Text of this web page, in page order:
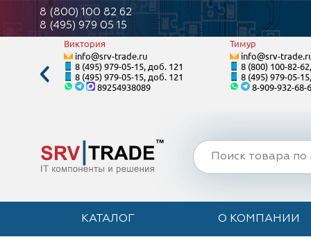
8 (800) 100 82 62
8 (495) 979 05 15
Виктория
info@srv-trade.ru
8 (495) 979-05-15, доб. 121
8 (495) 979-05-15, доб. 121
89254938089
Тимур
info@srv-
8 (800) 100-82-
8 (495) 979-05-
8-909-932-68-
КАТАЛОГ О КОМПАНИИ